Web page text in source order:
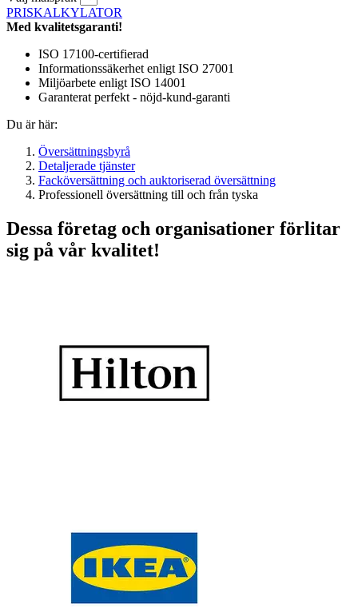
PRISKALKYLATOR
Med kvalitetsgaranti!
ISO 17100-certifierad
Informationssäkerhet enligt ISO 27001
Miljöarbete enligt ISO 14001
Garanterat perfekt - nöjd-kund-garanti
Du är här:
Översättningsbyrå
Detaljerade tjänster
Facköversättning och auktoriserad översättning
Professionell översättning till och från tyska
Dessa företag och organisationer förlitar
sig på vår kvalitet!